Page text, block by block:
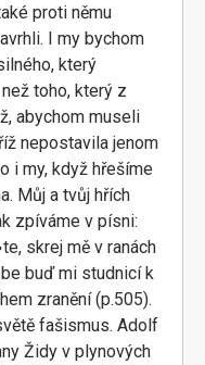
proti němu
I my bychom
který
toho, který z
abychom museli
nepostavila jenom
i my, když hřešíme
Můj a tvůj hřích
zpíváme v písni:
skrej mě v ranách
buď mi studnicí k
zranění (p.505).
fašismus. Adolf
Židy v plynových